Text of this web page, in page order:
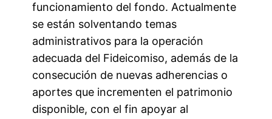
funcionamiento del fondo. Actualmente
se están solventando temas
administrativos para la operación
adecuada del Fideicomiso, además de la
consecución de nuevas adherencias o
aportes que incrementen el patrimonio
disponible, con el fin apoyar al